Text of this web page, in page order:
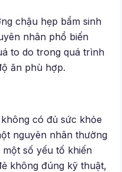
chậu hẹp bẩm sinh
nhân phổ biến
to do trong quá trình
ăn phù hợp.
có đủ sức khỏe
nguyên nhân thường
số yếu tố khiến
không đúng kỹ thuật,